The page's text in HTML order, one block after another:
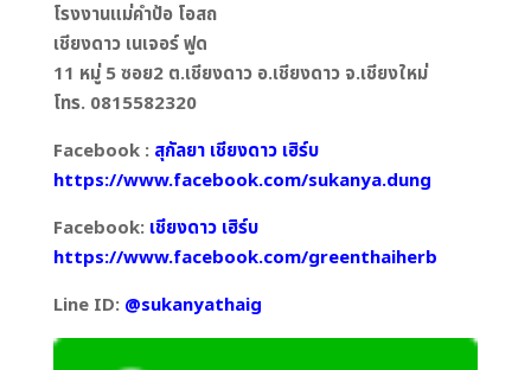
โรงงานแม่คำป้อ โอสถ
เชียงดาว เนเจอร์ ฟูด
11 หมู่ 5 ซอย2 ต.เชียงดาว อ.เชียงดาว จ.เชียงใหม่
โทร. 0815582320
Facebook : สุกัลยา เชียงดาว เฮิร์บ
https://www.facebook.com/sukanya.dung
Facebook: เชียงดาว เฮิร์บ
https://www.facebook.com/greenthaiherb
Line ID: @sukanyathaig